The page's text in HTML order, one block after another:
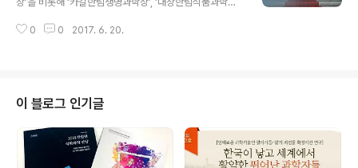
상태 방향성 뒤집힘 현상을 규명하고 이를 응용하여 분자
추천 받고 있다. ‘젊은과학자상’은 7월 28일까지, ‘환당한
양식, 심사절차 등 상세안내는 우리 한림원 홈페이지(ww
w.kast.or.kr)에서 확인할 수 있다. 한국과학기술한림원은
과학기술인들의 사기 진작을 위해 다양한 시상사업을 추진
하고 있다. 우리나라를 대표하는 기업과 과학자들이 후원
함으로써 이 목표에 적극 동참하고 있으며 200명에 가까
0 0 2017. 6. 20.
이 블로그 인기글